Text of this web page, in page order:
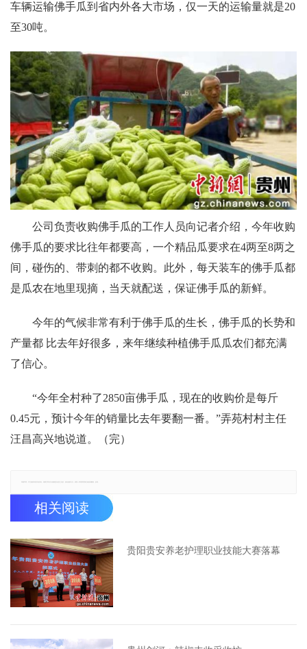
车辆运输佛手瓜到省内外各大市场，仅一天的运输量就是20
至30吨。
公司负责收购佛手瓜的工作人员向记者介绍，今年收购
佛手瓜的要求比往年都要高，一个精品瓜要求在4两至8两之
间，碰伤的、带刺的都不收购。此外，每天装车的佛手瓜都
是瓜农在地里现摘，当天就配送，保证佛手瓜的新鲜。
今年的气候非常有利于佛手瓜的生长，佛手瓜的长势和
产量都 比去年好很多，来年继续种植佛手瓜瓜农们都充满
了信心。
“今年全村种了2850亩佛手瓜，现在的收购价是每斤
0.45元，预计今年的销量比去年要翻一番。”弄苑村村主任
汪昌高兴地说道。（完）
郑重声明：本文版权归原作者所有，转载文章仅为传播更多信息之目的，如有侵权行为，请第一时间联系我们修改或删除，多谢。
相关阅读
贵阳贵安养老护理职业技能大赛落幕